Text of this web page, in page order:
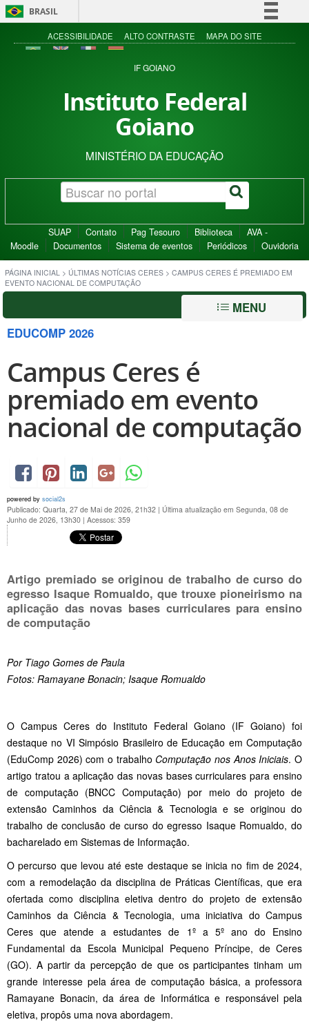
BRASIL
Simplifique!
Acesso à informação
ACESSIBILIDADE ALTO CONTRASTE MAPA DO SITE
IF GOIANO
Instituto Federal
Goiano
MINISTÉRIO DA EDUCAÇÃO
SUAP Contato Pag Tesouro Biblioteca
AVA -
Moodle
Documentos Sistema de eventos Periódicos Ouvidoria
PÁGINA INICIAL > ÚLTIMAS NOTÍCIAS CERES > CAMPUS CERES É PREMIADO EM
EVENTO NACIONAL DE COMPUTAÇÃO
MENU
EDUCOMP 2026
Campus Ceres é
premiado em evento
nacional de computação
powered by social2s
Publicado: Quarta, 27 de Mai de 2026, 21h32 | Última atualização em Segunda, 08 de
Junho de 2026, 13h30 | Acessos: 359
Artigo premiado se originou de trabalho de curso do
egresso Isaque Romualdo, que trouxe pioneirismo na
aplicação das novas bases curriculares para ensino
de computação
Por Tiago Gomes de Paula
Fotos: Ramayane Bonacin; Isaque Romualdo
O Campus Ceres do Instituto Federal Goiano (IF Goiano) foi
destaque no VI Simpósio Brasileiro de Educação em Computação
(EduComp 2026) com o trabalho Computação nos Anos Iniciais. O
artigo tratou a aplicação das novas bases curriculares para ensino
de computação (BNCC Computação) por meio do projeto de
extensão Caminhos da Ciência & Tecnologia e se originou do
trabalho de conclusão de curso do egresso Isaque Romualdo, do
bacharelado em Sistemas de Informação.
O percurso que levou até este destaque se inicia no fim de 2024,
com a remodelação da disciplina de Práticas Científicas, que era
ofertada como disciplina eletiva dentro do projeto de extensão
Caminhos da Ciência & Tecnologia, uma iniciativa do Campus
Ceres que atende a estudantes de 1º a 5º ano do Ensino
Fundamental da Escola Municipal Pequeno Príncipe, de Ceres
(GO). A partir da percepção de que os participantes tinham um
grande interesse pela área de computação básica, a professora
Ramayane Bonacin, da área de Informática e responsável pela
eletiva, propôs uma nova abordagem.